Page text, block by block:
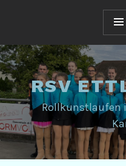
RSV
Rollkunstlaufen